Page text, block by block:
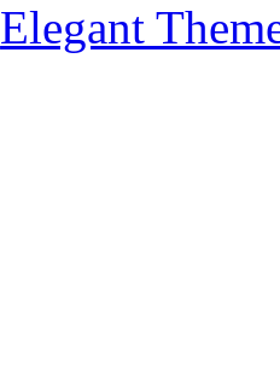
Elegant